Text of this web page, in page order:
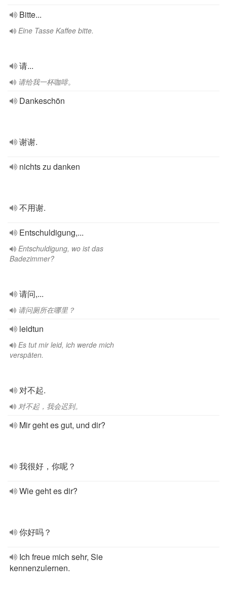
Bitte...
Eine Tasse Kaffee bitte.
请...
请给我一杯咖啡。
Dankeschön
谢谢.
nichts zu danken
不用谢.
Entschuldigung,...
Entschuldigung, wo ist das
Badezimmer?
请问,...
请问厕所在哪里？
leidtun
Es tut mir leid, ich werde mich
verspäten.
对不起.
对不起，我会迟到。
Mir geht es gut, und dir?
我很好，你呢？
Wie geht es dir?
你好吗？
Ich freue mich sehr, Sie
kennenzulernen.